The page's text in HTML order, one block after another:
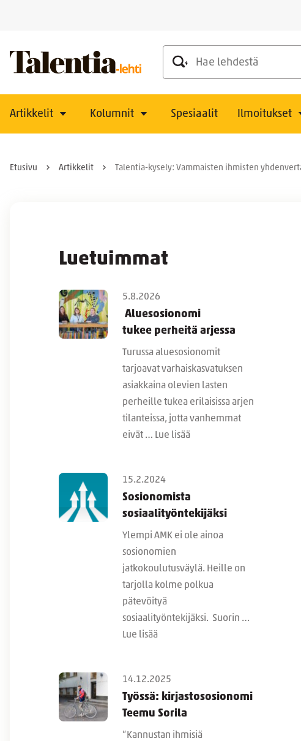
Hae lehdestä
Artikkelit Kolumnit Spesiaalit Ilmoitukset
Etusivu Artikkelit Talentia-kysely: Vammaisten ihmisten
Luetuimmat
5.8.2026
Aluesosionomi
tukee perheitä arjessa
Turussa aluesosionomit
tarjoavat varhaiskasvatuksen
asiakkaina olevien lasten
perheille tukea erilaisissa arjen
tilanteissa, jotta vanhemmat
eivät … Lue lisää
15.2.2024
Sosionomista
sosiaalityöntekijäksi
Ylempi AMK ei ole ainoa
sosionomien
jatkokoulutusväylä. Heille on
tarjolla kolme polkua
pätevöityä
sosiaalityöntekijäksi. Suorin …
Lue lisää
14.12.2025
Työssä: kirjastososionomi
Teemu Sorila
”Kannustan ihmisiä